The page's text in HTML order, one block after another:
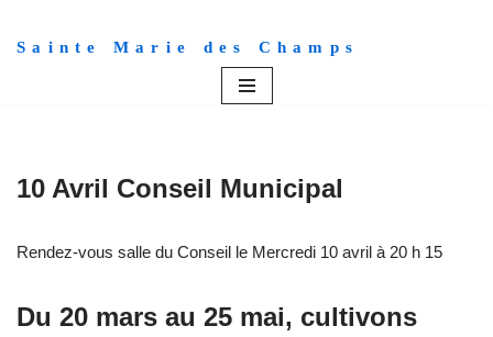
Aller
Sainte Marie des Champs
10 Avril Conseil Municipal
Rendez-vous salle du Conseil le Mercredi 10 avril à 20 h 15
Du 20 mars au 25 mai, cultivons